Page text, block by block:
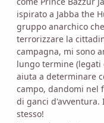
ispirato a Jabba the
gruppo anarchico
terrorizzare la
campagna, mi sono
lungo termine (legati
aiuta a determinare
campo, dandomi nel
di ganci
stesso!